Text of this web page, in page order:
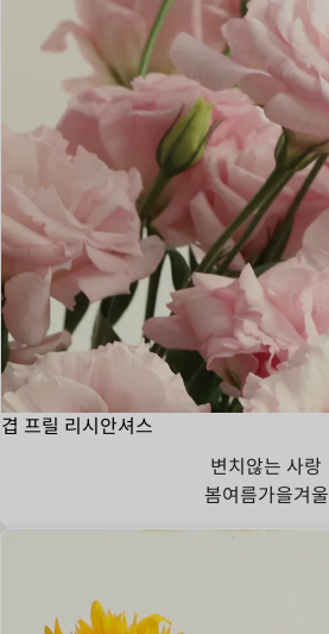
겹 프릴 리시안셔스
변치않는 사랑
봄여름가을겨울